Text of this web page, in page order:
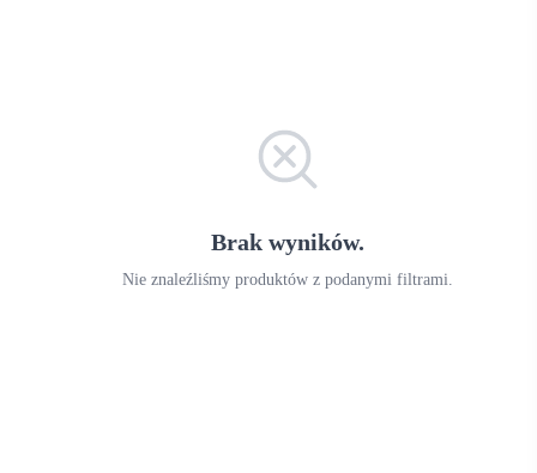
Brak wyników.
Nie znaleźliśmy produktów z podanymi filtrami.